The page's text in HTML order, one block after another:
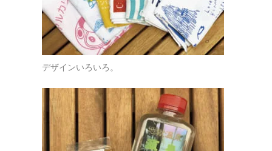
デザインいろいろ。